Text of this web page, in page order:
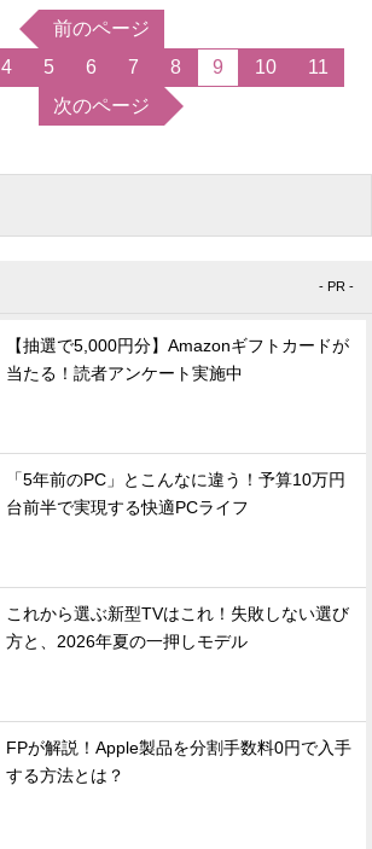
前のページ
4 5 6 7 8 9 10
11
次のページ
- PR -
【抽選で5,000円分】Amazonギフトカードが
当たる！読者アンケート実施中
「5年前のPC」とこんなに違う！予算10万円
台前半で実現する快適PCライフ
これから選ぶ新型TVはこれ！失敗しない選び
方と、2026年夏の一押しモデル
FPが解説！Apple製品を分割手数料0円で入手
する方法とは？